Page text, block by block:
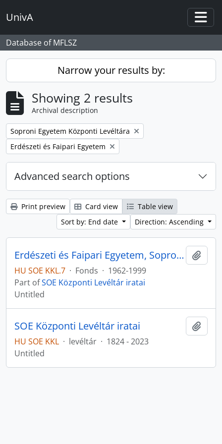
UnivA
Database of MFLSZ
Narrow your results by:
Showing 2 results
Archival description
Remove filter:
Soproni Egyetem Központi Levéltára
Remove filter:
Erdészeti és Faipari Egyetem
Advanced search options
Print preview Card view
Table view
Sort by: End date
Direction: Ascending
Erdészeti és Faipari Egyetem, Soproni Egyetem iratai
HU SOE KKL.7 · Fonds · 1962-1999
Part ofSOE Központi Levéltár iratai
Untitled
SOE Központi Levéltár iratai
HU SOE KKL · levéltár · 1824 - 2023
Untitled